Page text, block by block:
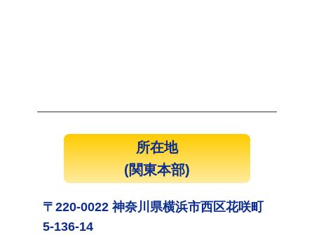
所在地
(関東本部)
〒220-0022 神奈川県横浜市西区花咲町
5-136-14